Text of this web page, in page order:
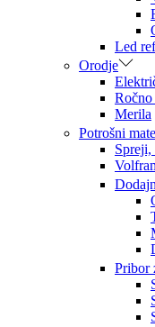
Led
Orodje
Merila
Potrošni
Spreji,
Pribor